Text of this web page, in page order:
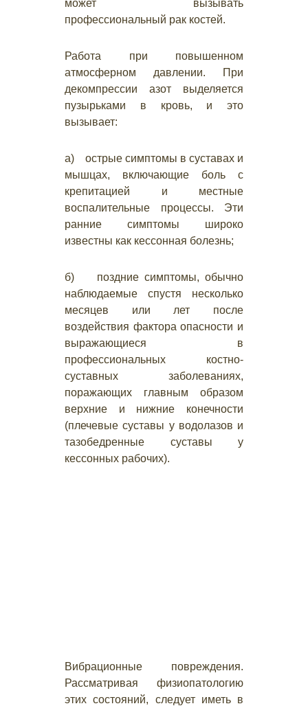
может вызывать
профессиональный рак костей.
Работа при повышенном
атмосферном давлении. При
декомпрессии азот выделяется
пузырьками в кровь, и это
вызывает:
а) острые симптомы в суставах и
мышцах, включающие боль с
крепитацией и местные
воспалительные процессы. Эти
ранние симптомы широко
известны как кессонная болезнь;
б) поздние симптомы, обычно
наблюдаемые спустя несколько
месяцев или лет после
воздействия фактора опасности и
выражающиеся в
профессиональных костно-
суставных заболеваниях,
поражающих главным образом
верхние и нижние конечности
(плечевые суставы у водолазов и
тазобедренные суставы у
кессонных рабочих).
Вибрационные повреждения.
Рассматривая физиопатологию
этих состояний, следует иметь в